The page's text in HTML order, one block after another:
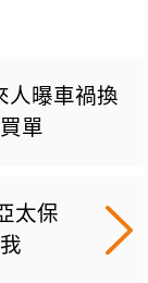
曝車禍換
單
太保